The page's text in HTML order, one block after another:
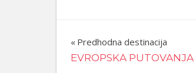
Navigacija
Predhodna destinacija
EVROPSKA PUTOVANJA